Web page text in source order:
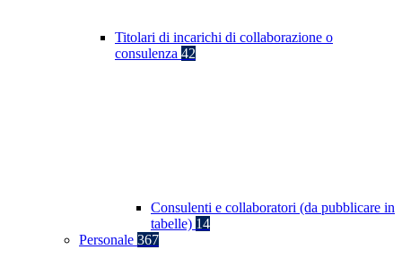
Titolari di incarichi di collaborazione o
consulenza 42
Consulenti e collaboratori (da pubblicare in
tabelle) 14
Personale 367